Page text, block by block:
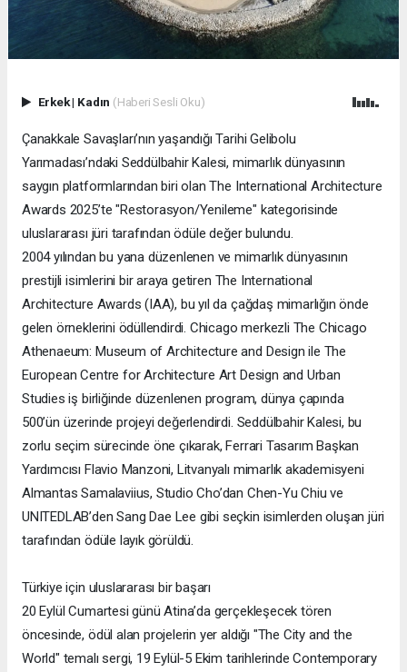
Erkek| Kadın (Haberi Sesli Oku)
Çanakkale Savaşları’nın yaşandığı Tarihi Gelibolu
Yarımadası’ndaki Seddülbahir Kalesi, mimarlık dünyasının
saygın platformlarından biri olan The International Architecture
Awards 2025’te "Restorasyon/Yenileme" kategorisinde
uluslararası jüri tarafından ödüle değer bulundu.
2004 yılından bu yana düzenlenen ve mimarlık dünyasının
prestijli isimlerini bir araya getiren The International
Architecture Awards (IAA), bu yıl da çağdaş mimarlığın önde
gelen örneklerini ödüllendirdi. Chicago merkezli The Chicago
Athenaeum: Museum of Architecture and Design ile The
European Centre for Architecture Art Design and Urban
Studies iş birliğinde düzenlenen program, dünya çapında
500’ün üzerinde projeyi değerlendirdi. Seddülbahir Kalesi, bu
zorlu seçim sürecinde öne çıkarak, Ferrari Tasarım Başkan
Yardımcısı Flavio Manzoni, Litvanyalı mimarlık akademisyeni
Almantas Samalaviius, Studio Cho’dan Chen-Yu Chiu ve
UNITEDLAB’den Sang Dae Lee gibi seçkin isimlerden oluşan jüri
tarafından ödüle layık görüldü.
Türkiye için uluslararası bir başarı
20 Eylül Cumartesi günü Atina’da gerçekleşecek tören
öncesinde, ödül alan projelerin yer aldığı "The City and the
World" temalı sergi, 19 Eylül-5 Ekim tarihlerinde Contemporary